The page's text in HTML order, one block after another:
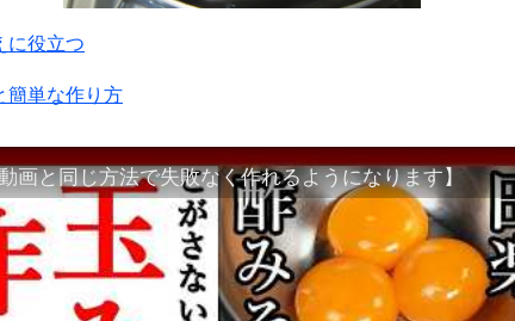
に役立つ
簡単な作り方
画と同じ方法で失敗なく作れるようになります】